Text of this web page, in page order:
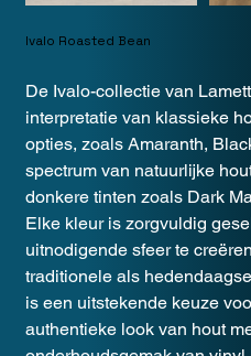
Ivalo Roasted Bean
De Ivalo-collectie van
interpretatie van klassieke
opties, zoals Amaranth,
spectrum van natuurlijke
donkere tinten zoals Dark
Elke kleur is zorgvuldig
uitnodigende sfeer te
traditionele als
is een uitstekende keuze
authentieke look van hout